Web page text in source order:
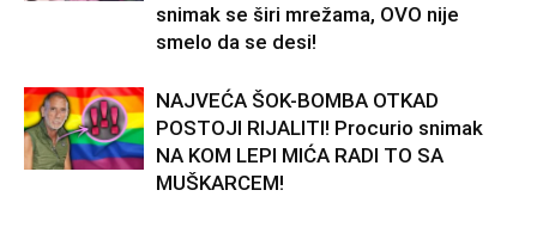
snimak se širi mrežama, OVO nije
smelo da se desi!
NAJVEĆA ŠOK-BOMBA OTKAD
POSTOJI RIJALITI! Procurio snimak
NA KOM LEPI MIĆA RADI TO SA
MUŠKARCEM!